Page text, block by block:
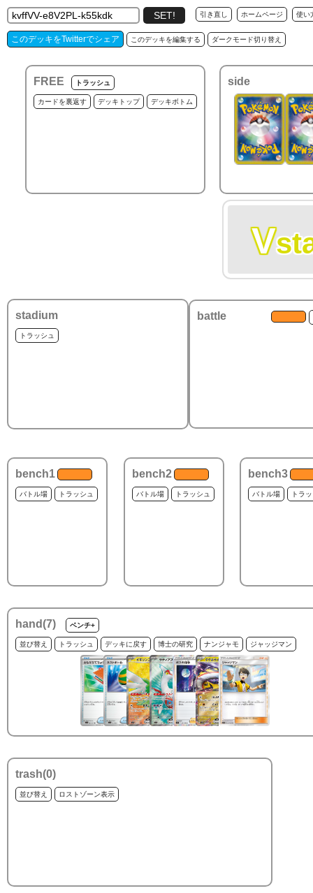
引き直し ホームページ 使い
このデッキをTwitterでシェア このデッキを編集する ダークモード切り替え
FREE トラッシュ
カードを裏返す デッキトップ デッキボトム
side
V
stadium
トラッシュ
battle
bench1
バトル場 トラッシュ
bench2
バトル場 トラッシュ
bench3
バトル場 トラ
hand(7) ベンチ+
並び替え トラッシュ デッキに戻す 博士の研究 ナンジャモ ジャッジマン
trash(0)
並び替え ロストゾーン表示